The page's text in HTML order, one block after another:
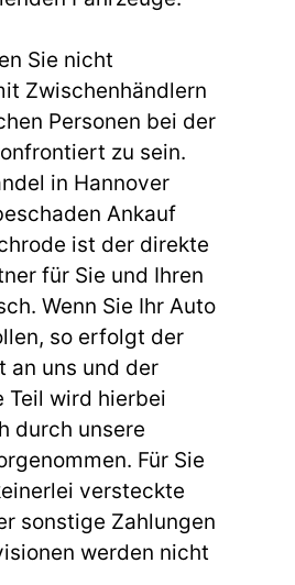
Sie nicht
Zwischenhändlern
Personen bei der
zu sein.
in Hannover
Ankauf
ist der direkte
für Sie und Ihren
Wenn Sie Ihr Auto
so erfolgt der
an uns und der
Teil wird hierbei
durch unsere
Für Sie
versteckte
sonstige Zahlungen
werden nicht